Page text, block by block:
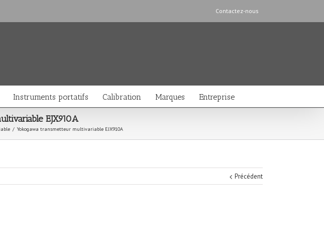
Contactez-nous
Instruments portatifs Calibration Marques Entreprise
EJX910A
/ Yokogawa transmetteur multivariable EJX910A
Précédent